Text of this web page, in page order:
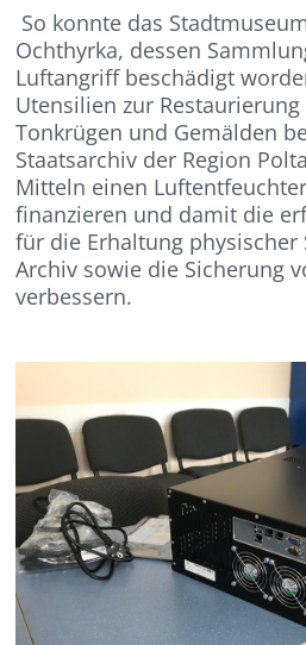
So konnte das
Ochthyrka, dessen
Luftangriff beschädigt
Utensilien zur Restaurierung
Tonkrügen und Gemälden
Staatsarchiv der Region
Mitteln einen
finanzieren und damit die
für die Erhaltung physischer
Archiv sowie die Sicherung
verbessern.